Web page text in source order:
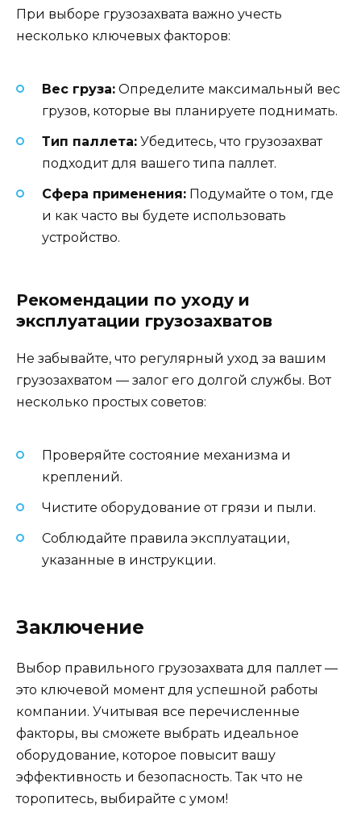
При выборе грузозахвата важно учесть
несколько ключевых факторов:
Вес груза: Определите максимальный вес
грузов, которые вы планируете поднимать.
Тип паллета: Убедитесь, что грузозахват
подходит для вашего типа паллет.
Сфера применения: Подумайте о том, где
и как часто вы будете использовать
устройство.
Рекомендации по уходу и
эксплуатации грузозахватов
Не забывайте, что регулярный уход за вашим
грузозахватом — залог его долгой службы. Вот
несколько простых советов:
Проверяйте состояние механизма и
креплений.
Чистите оборудование от грязи и пыли.
Соблюдайте правила эксплуатации,
указанные в инструкции.
Заключение
Выбор правильного грузозахвата для паллет —
это ключевой момент для успешной работы
компании. Учитывая все перечисленные
факторы, вы сможете выбрать идеальное
оборудование, которое повысит вашу
эффективность и безопасность. Так что не
торопитесь, выбирайте с умом!